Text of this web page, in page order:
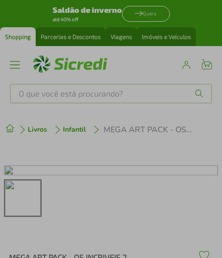
Saldão de inverno
até 40% off
Quero
Shopping Parcerias e Descontos Viagens Imóveis e Veículos
O que você está procurando?
Livros Infantil MEGA ART PACK - OS INCRIVEIS 2
2º cafeteira